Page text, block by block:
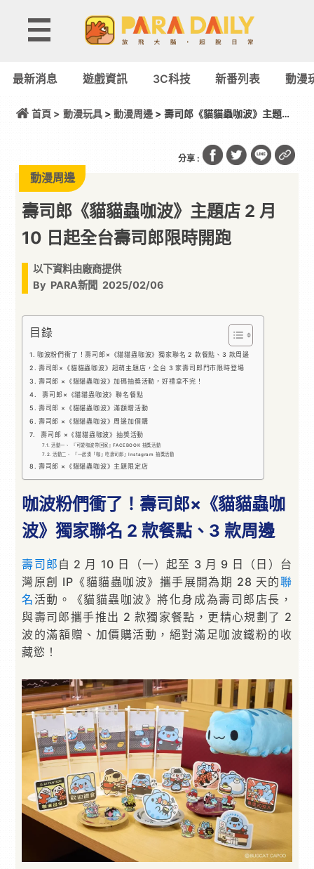
最新消息 遊戲資訊 3C科技 新番列表 動漫
首頁 > 動漫玩具> 動漫周邊> 壽司郎《貓貓蟲咖波》主題店
分享 :
動漫周邊
壽司郎《貓貓蟲咖波》主題店 2 月
10 日起全台壽司郎限時開跑
以下資料由廠商提供
By PARA新聞 2025/02/06
目錄
咖波粉們衝了！壽司郎×《貓貓蟲咖波》獨家聯名 2 款餐點、3 款周邊
壽司郎×《貓貓蟲咖波》超萌主題店，全台 3 家壽司郎門市限時登場
壽司郎 ×《貓貓蟲咖波》加碼抽獎活動，好禮拿不完！
壽司郎×《貓貓蟲咖波》聯名餐點
壽司郎 ×《貓貓蟲咖波》滿額贈活動
壽司郎 ×《貓貓蟲咖波》周邊加價購
壽司郎 ×《貓貓蟲咖波》抽獎活動
活動一、 『可愛咖波帶回家』FACEBOOK 抽獎活動
活動二、 『一起湊「咖」吃壽司郎』Instagram 抽獎活動
壽司郎 ×《貓貓蟲咖波》主題限定店
咖波粉們衝了！壽司郎×《貓貓蟲咖
波》獨家聯名 2 款餐點、3 款周邊
壽司郎 自 2 月 10 日（一）起至 3 月 9 日（日）台
灣原創 IP《貓貓蟲咖波》攜手展開為期 28 天的聯
名 活動。《貓貓蟲咖波》將化身成為壽司郎店長，
與壽司郎攜手推出 2 款獨家餐點，更精心規劃了 2
波的滿額贈、加價購活動，絕對滿足咖波鐵粉的收
藏慾！